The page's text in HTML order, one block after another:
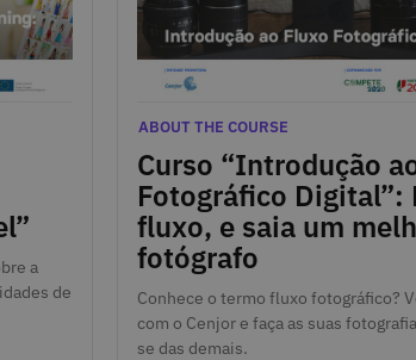
a
de
Curso “Introdução
Fotográfico Digital”:
fluxo, e saia um
fotógrafo
April 12, 2021
Categories
ABOUT THE COURSE
Conhece o termo fluxo fotográfico?
com o Cenjor e faça as suas
se das demais.